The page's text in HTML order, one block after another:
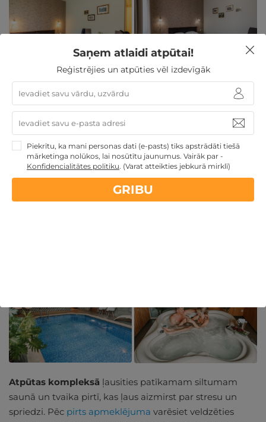
SPA komplekss skaistiem atpūtas mirkļiem
Viesnīca Hotel SiguldaSiguldā
aicina Jūs baudīt sen
pelnītu atelpu no ikdienas rūpēm un iegrimt
valdzinošajā SPA pasaulē!
Jūsu rīcībā būs:
Sauna 70°C ar 25% mitruma pakāpi
Atpūtas kompleksā ļausities patīkamam siltumam
saunā un tvaika pirtī, kas ļaus aizmirst par stresu un
spriedzi. Pēc pirts apmeklējuma varēsiet veldzēties
Saņem atlaidi atpūtai!
Reģistrējies un atpūties vēl izdevīgāk
Piekrītu, ka mani personas dati (e-pasts) tiks apstrādāti tiešā
mārketinga nolūkos, lai nosūtītu jaunumus. Vairāk par -
Konfidencialitātes politiku. (Varat atteikties jebkurā mirklī)
GRIBU